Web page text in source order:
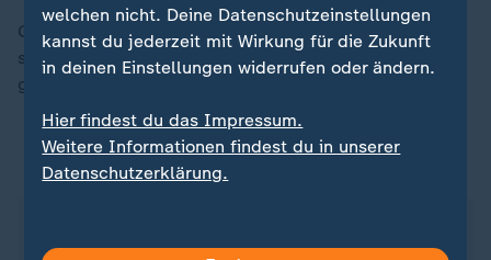
González sagte später, er sei gezwungen worden,
seine Niederlage schriftlich anzuerkennen. Inzwischen
ging er nach
ins Exil.
ZDFheute auf WhatsApp
welchen nicht. Deine Datenschutzeinstellungen
kannst du jederzeit mit Wirkung für die Zukunft
in deinen Einstellungen widerrufen oder ändern.
Hier findest du das Impressum.
Weitere Informationen findest du in unserer
Datenschutzerklärung.